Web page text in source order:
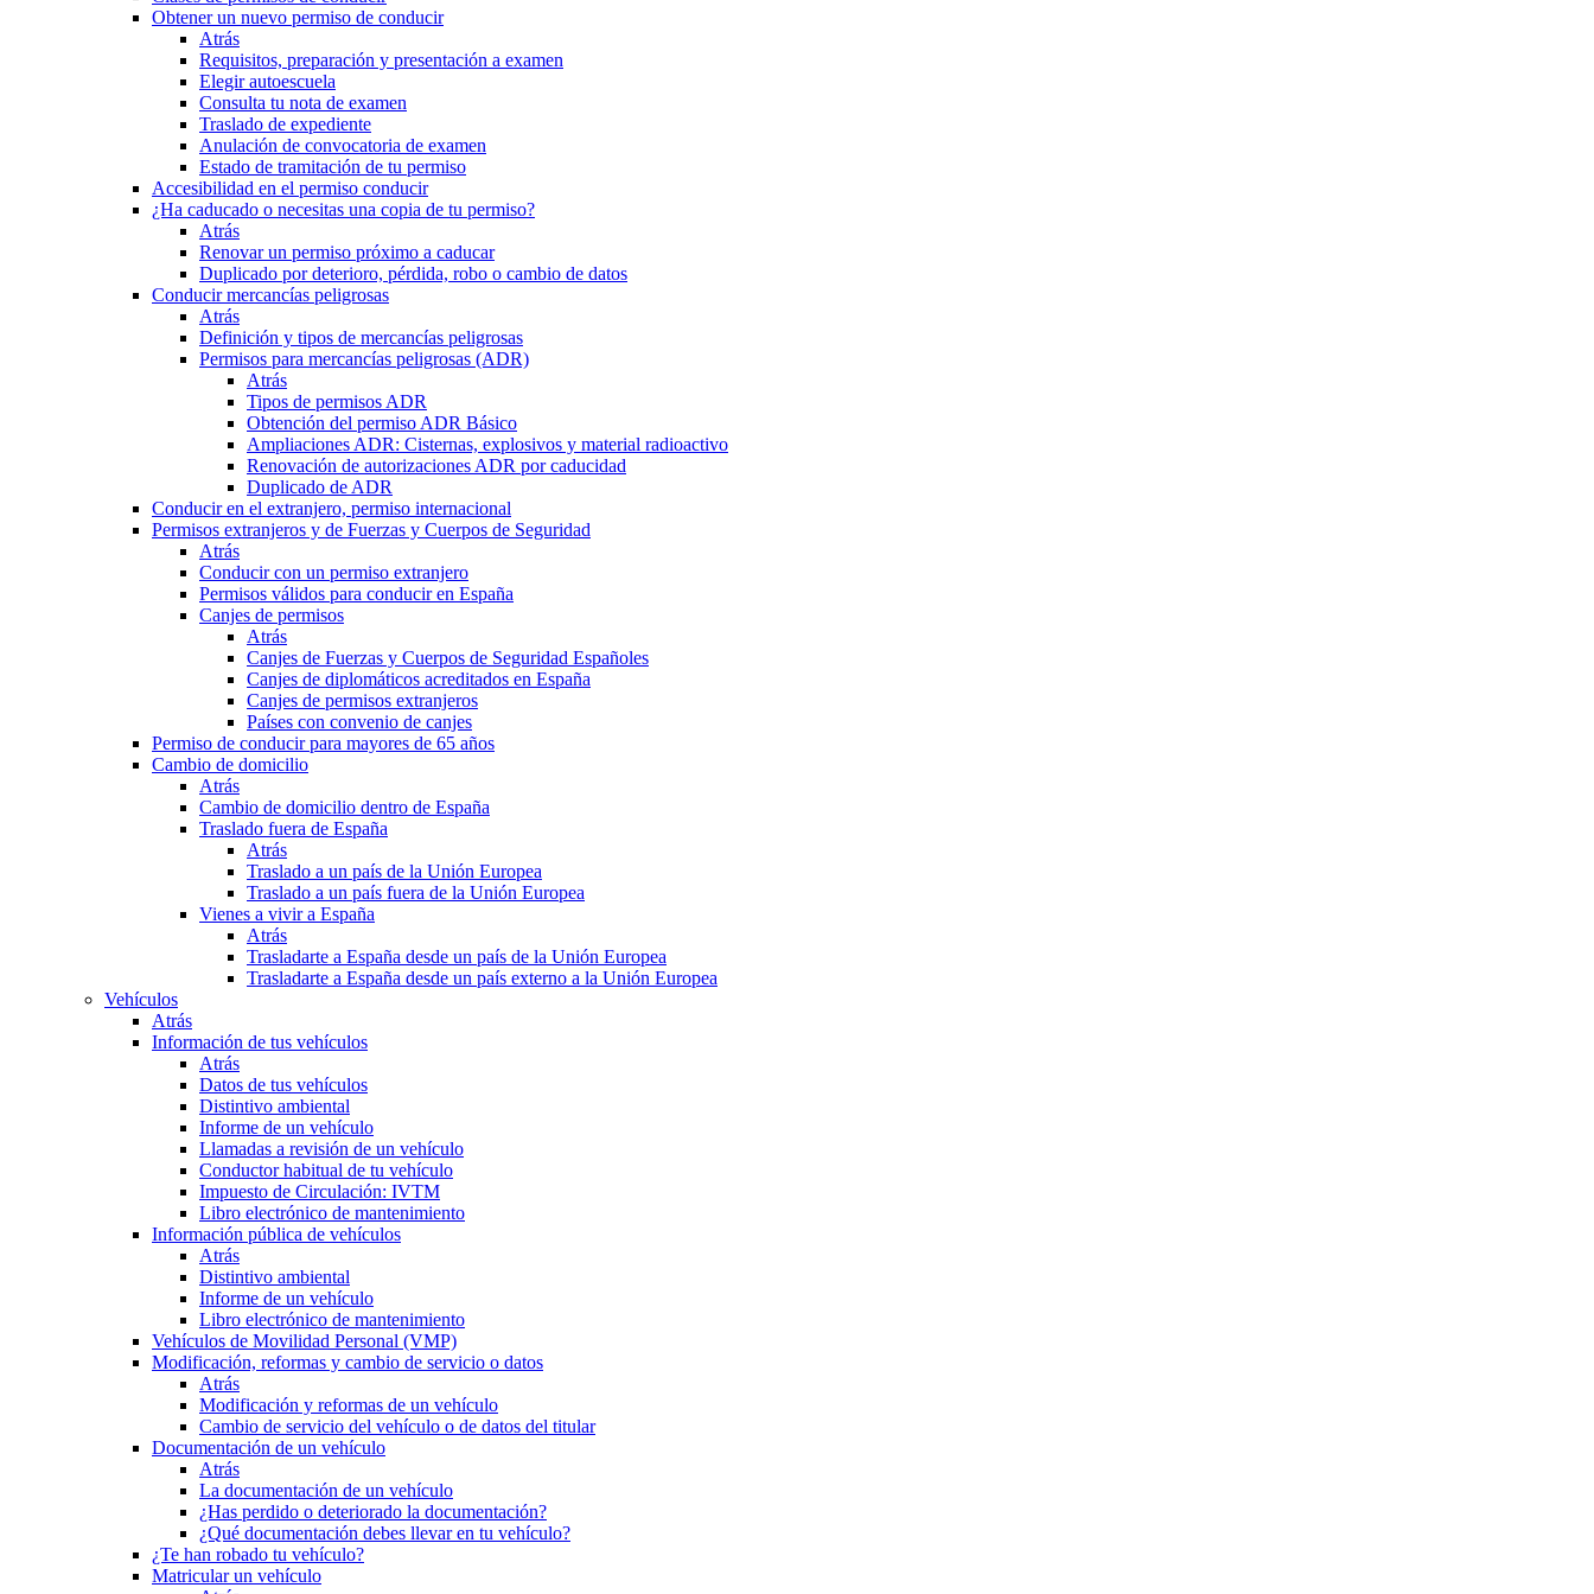
Obtener un nuevo permiso de conducir
Atrás
Requisitos, preparación y presentación a examen
Elegir autoescuela
Consulta tu nota de examen
Traslado de expediente
Anulación de convocatoria de examen
Estado de tramitación de tu permiso
Accesibilidad en el permiso conducir
¿Ha caducado o necesitas una copia de tu permiso?
Atrás
Renovar un permiso próximo a caducar
Duplicado por deterioro, pérdida, robo o cambio de datos
Conducir mercancías peligrosas
Atrás
Definición y tipos de mercancías peligrosas
Permisos para mercancías peligrosas (ADR)
Atrás
Tipos de permisos ADR
Obtención del permiso ADR Básico
Ampliaciones ADR: Cisternas, explosivos y material radioactivo
Renovación de autorizaciones ADR por caducidad
Duplicado de ADR
Conducir en el extranjero, permiso internacional
Permisos extranjeros y de Fuerzas y Cuerpos de Seguridad
Atrás
Conducir con un permiso extranjero
Permisos válidos para conducir en España
Canjes de permisos
Atrás
Canjes de Fuerzas y Cuerpos de Seguridad Españoles
Canjes de diplomáticos acreditados en España
Canjes de permisos extranjeros
Países con convenio de canjes
Permiso de conducir para mayores de 65 años
Cambio de domicilio
Atrás
Cambio de domicilio dentro de España
Traslado fuera de España
Atrás
Traslado a un país de la Unión Europea
Traslado a un país fuera de la Unión Europea
Vienes a vivir a España
Atrás
Trasladarte a España desde un país de la Unión Europea
Trasladarte a España desde un país externo a la Unión Europea
Vehículos
Atrás
Información de tus vehículos
Atrás
Datos de tus vehículos
Distintivo ambiental
Informe de un vehículo
Llamadas a revisión de un vehículo
Conductor habitual de tu vehículo
Impuesto de Circulación: IVTM
Libro electrónico de mantenimiento
Información pública de vehículos
Atrás
Distintivo ambiental
Informe de un vehículo
Libro electrónico de mantenimiento
Vehículos de Movilidad Personal (VMP)
Modificación, reformas y cambio de servicio o datos
Atrás
Modificación y reformas de un vehículo
Cambio de servicio del vehículo o de datos del titular
Documentación de un vehículo
Atrás
La documentación de un vehículo
¿Has perdido o deteriorado la documentación?
¿Qué documentación debes llevar en tu vehículo?
¿Te han robado tu vehículo?
Matricular un vehículo